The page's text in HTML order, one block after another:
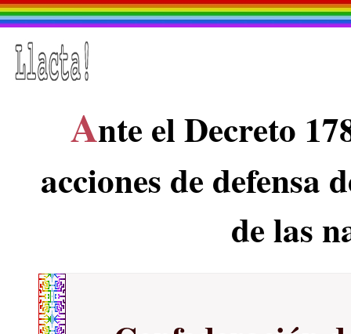
Ante el Decreto
acciones de defensa
de las